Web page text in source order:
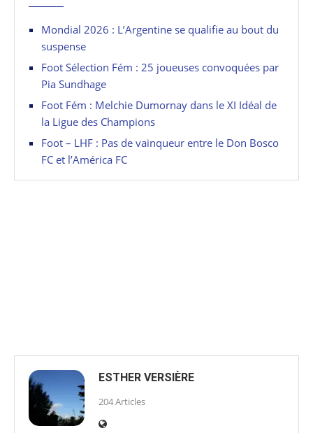
Mondial 2026 : L’Argentine se qualifie au bout du
suspense
Foot Sélection Fém : 25 joueuses convoquées par
Pia Sundhage
Foot Fém : Melchie Dumornay dans le XI Idéal de
la Ligue des Champions
Foot – LHF : Pas de vainqueur entre le Don Bosco
FC et l’América FC
ESTHER VERSIÈRE
204 Articles